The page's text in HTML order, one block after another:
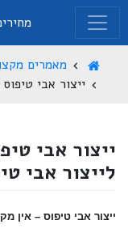
מאמרים
ייצור אבי טיפוס
ייצור אבי
לייצור אבי
ייצור אבי טיפוס – אין